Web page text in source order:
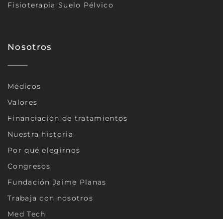
Fisioterapia Suelo Pélvico
Nosotros
Médicos
Valores
Financiación de tratamientos
Nuestra historia
Por qué elegirnos
Congresos
Fundación Jaime Planas
Trabaja con nosotros
Med Tech